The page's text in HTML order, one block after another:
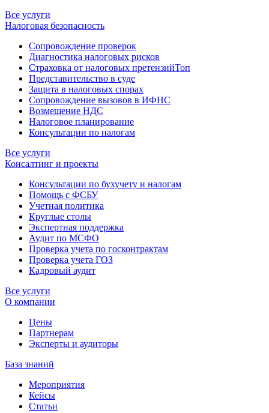
Все услуги
Налоговая безопасность
Сопровождение проверок
Диагностика налоговых рисков
Страховка от налоговых претензийТоп
Представительство в суде
Защита в налоговых спорах
Сопровождение вызовов в ИФНС
Возмещение НДС
Налоговое планирование
Консультации по налогам
Все услуги
Консалтинг и проекты
Консультации по бухучету и налогам
Помощь с ФСБУ
Учетная политика
Круглые столы
Экспертная поддержка
Аудит по МСФО
Проверка учета по госконтрактам
Проверка учета ГОЗ
Кадровый аудит
Все услуги
О компании
Цены
Партнерам
Эксперты и аудиторы
База знаний
Мероприятия
Кейсы
Статьи